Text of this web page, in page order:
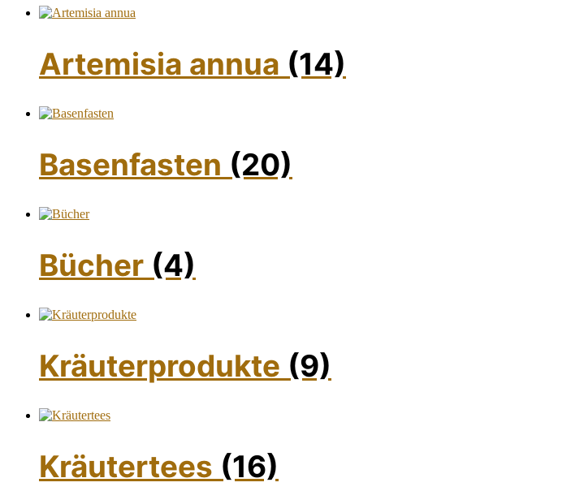
Artemisia annua (14)
Basenfasten (20)
Bücher (4)
Kräuterprodukte (9)
Kräutertees (16)